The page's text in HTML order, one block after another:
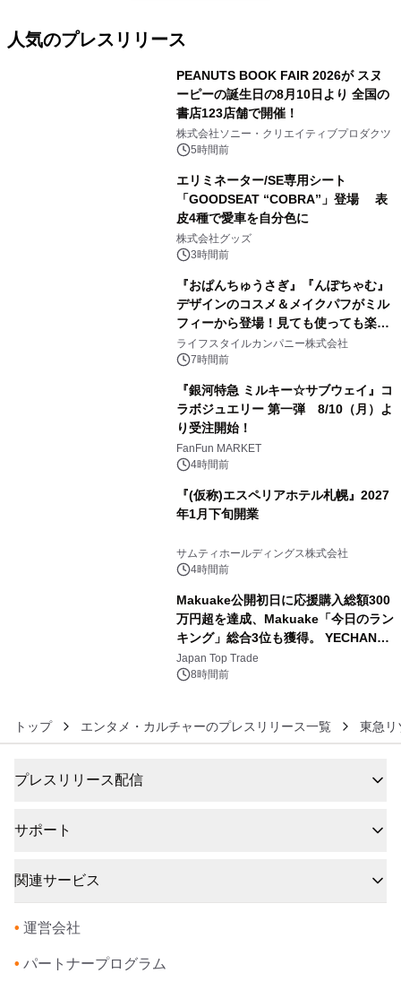
人気のプレスリリース
PEANUTS BOOK FAIR 2026が スヌ
ーピーの誕生日の8月10日より 全国の
書店123店舗で開催！
株式会社ソニー・クリエイティブプロダクツ
5時間前
エリミネーター/SE専用シート
「GOODSEAT “COBRA”」登場 表
皮4種で愛車を自分色に
株式会社グッズ
3時間前
『おぱんちゅうさぎ』『んぽちゃむ』
デザインのコスメ＆メイクパフがミル
フィーから登場！見ても使っても楽し
い、ポップでキュートなコレクショ
ン。
ライフスタイルカンパニー株式会社
7時間前
『銀河特急 ミルキー☆サブウェイ』コ
ラボジュエリー 第一弾 8/10（月）よ
り受注開始！
FanFun MARKET
4時間前
『(仮称)エスペリアホテル札幌』2027
年1月下旬開業
サムティホールディングス株式会社
4時間前
Makuake公開初日に応援購入総額300
万円超を達成、Makuake「今日のラン
キング」総合3位も獲得。 YECHAN音
浴シンギングボウル第2弾の大型サイ
ズ（XL・2XL・3XL）を先行販売中
Japan Top Trade
8時間前
トップ エンタメ・カルチャーのプレスリリース一覧 東急リ
プレスリリース配信
サポート
関連サービス
• 運営会社
• パートナープログラム